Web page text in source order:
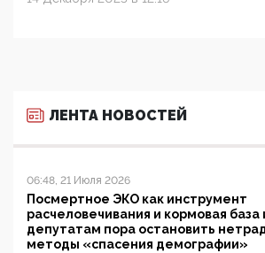
ЛЕНТА НОВОСТЕЙ
06:48, 21 Июля 2026
Посмертное ЭКО как инструмент
расчеловечивания и кормовая
депутатам пора остановить
методы «спасения демографии»